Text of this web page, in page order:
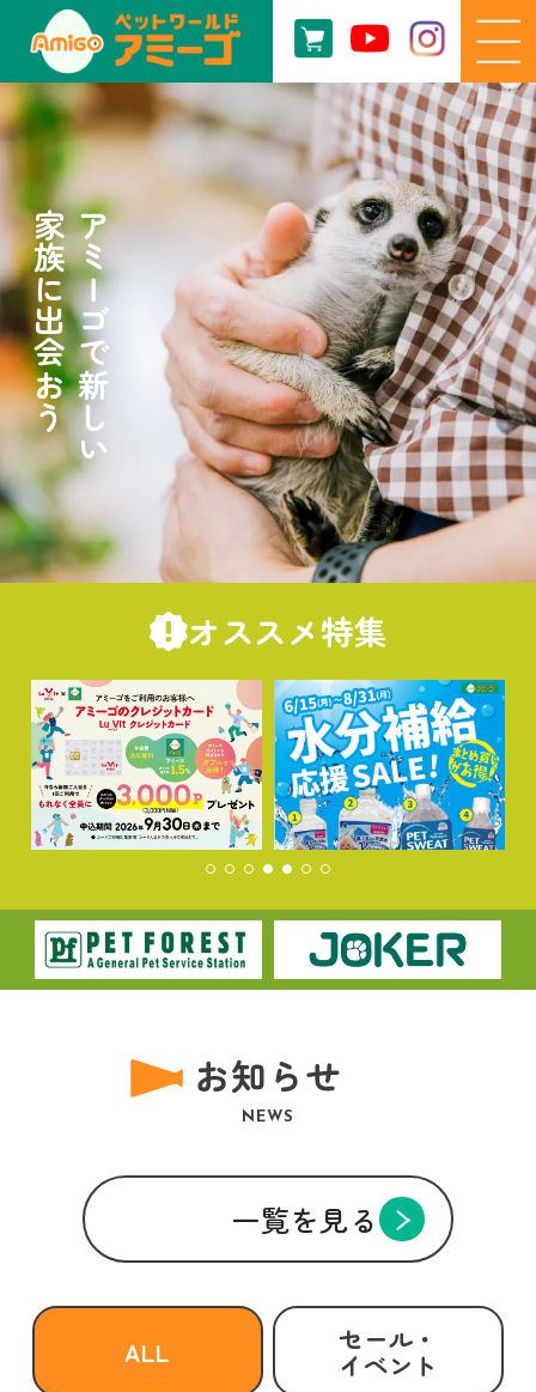
アミーゴで新しい
家族に出会おう アミーゴで新しい
家族に出会おう
オススメ特集
お知らせ
NEWS
一覧を見る
ALL セール・
イベント